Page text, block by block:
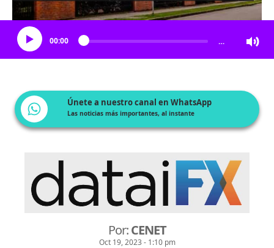
Escucha el artículo
00:00 …
Únete a nuestro canal en WhatsApp
Las noticias más importantes, al instante
Por:CENET
Oct 19, 2023 - 1:10 pm